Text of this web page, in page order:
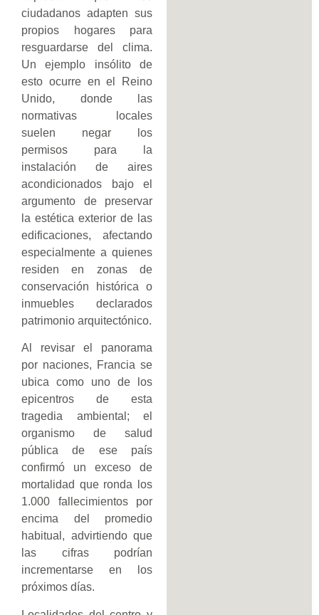
ciudadanos adapten sus
propios hogares para
resguardarse del clima.
Un ejemplo insólito de
esto ocurre en el Reino
Unido, donde las
normativas locales
suelen negar los
permisos para la
instalación de aires
acondicionados bajo el
argumento de preservar
la estética exterior de las
edificaciones, afectando
especialmente a quienes
residen en zonas de
conservación histórica o
inmuebles declarados
patrimonio arquitectónico.
Al revisar el panorama
por naciones, Francia se
ubica como uno de los
epicentros de esta
tragedia ambiental; el
organismo de salud
pública de ese país
confirmó un exceso de
mortalidad que ronda los
1.000 fallecimientos por
encima del promedio
habitual, advirtiendo que
las cifras podrían
incrementarse en los
próximos días.